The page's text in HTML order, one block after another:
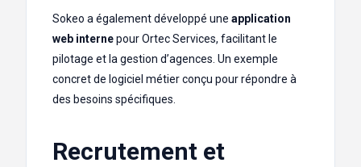
Sokeo a également développé une application
web internepour Ortec Services, facilitant le
pilotage et la gestion d’agences. Un exemple
concret de logiciel métier conçu pour répondre à
des besoins spécifiques.
Recrutement et